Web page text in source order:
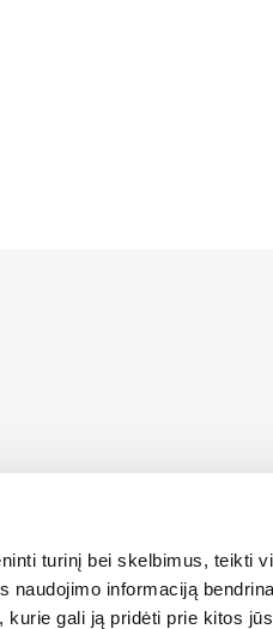
turinį bei skelbimus, teikti
informaciją
gali ją pridėti prie kitos
Lietuvoje bei turi oficialias
SLAPUKŲ POLITIKA